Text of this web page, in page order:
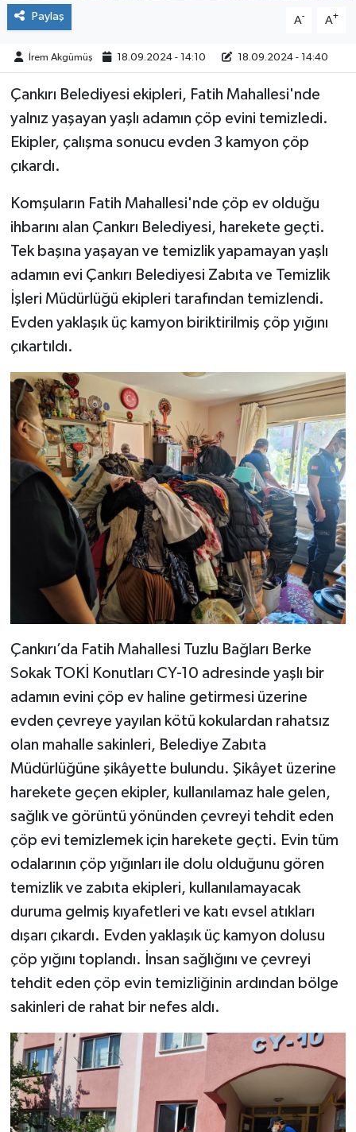
Paylaş A- A+
İrem Akgümüş 18.09.2024 - 14:10 18.09.2024 - 14:40
Çankırı Belediyesi ekipleri, Fatih Mahallesi'nde
yalnız yaşayan yaşlı adamın çöp evini temizledi.
Ekipler, çalışma sonucu evden 3 kamyon çöp
çıkardı.
Komşuların Fatih Mahallesi'nde çöp ev olduğu
ihbarını alan Çankırı Belediyesi, harekete geçti.
Tek başına yaşayan ve temizlik yapamayan yaşlı
adamın evi Çankırı Belediyesi Zabıta ve Temizlik
İşleri Müdürlüğü ekipleri tarafından temizlendi.
Evden yaklaşık üç kamyon biriktirilmiş çöp yığını
çıkartıldı.
Çankırı’da Fatih Mahallesi Tuzlu Bağları Berke
Sokak TOKİ Konutları CY-10 adresinde yaşlı bir
adamın evini çöp ev haline getirmesi üzerine
evden çevreye yayılan kötü kokulardan rahatsız
olan mahalle sakinleri, Belediye Zabıta
Müdürlüğüne şikâyette bulundu. Şikâyet üzerine
harekete geçen ekipler, kullanılamaz hale gelen,
sağlık ve görüntü yönünden çevreyi tehdit eden
çöp evi temizlemek için harekete geçti. Evin tüm
odalarının çöp yığınları ile dolu olduğunu gören
temizlik ve zabıta ekipleri, kullanılamayacak
duruma gelmiş kıyafetleri ve katı evsel atıkları
dışarı çıkardı. Evden yaklaşık üç kamyon dolusu
çöp yığını toplandı. İnsan sağlığını ve çevreyi
tehdit eden çöp evin temizliğinin ardından bölge
sakinleri de rahat bir nefes aldı.
TURİZM
MAGAZİN
VEFAT
BİLİM&TEKNOLOJİ
BÖLGE
TÜRKİYE
DÜNYA